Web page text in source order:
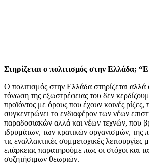
Στηρίζεται ο πολιτισμός στην Ελλάδα;
Ο πολιτισμός στην Ελλάδα στηρίζεται
τόνωση της εξωστρέφειας του δεν
προϊόντος με όρους που έχουν κοινές ρίζες,
συγκεντρώνει το ενδιαφέρον των νέων
παραδοσιακών αλλά και νέων τεχνών, που
ιδρυμάτων, των κρατικών οργανισμών, της
τις εναλλακτικές συμμετοχικές
επάρκειας παρατηρούμε πως οι στόχοι και
συζητήσιμων θεωριών.